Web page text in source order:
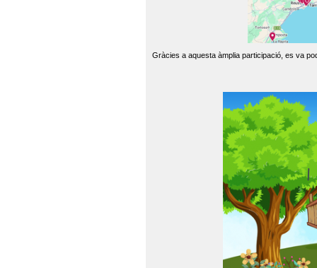
Gràcies a aquesta àmplia participació, es va